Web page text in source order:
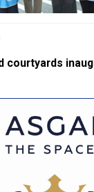
courtyards